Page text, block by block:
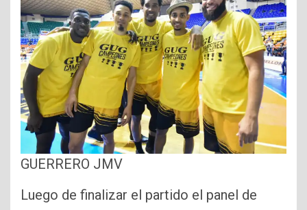
GUERRERO JMV
Luego de finalizar el partido el panel de